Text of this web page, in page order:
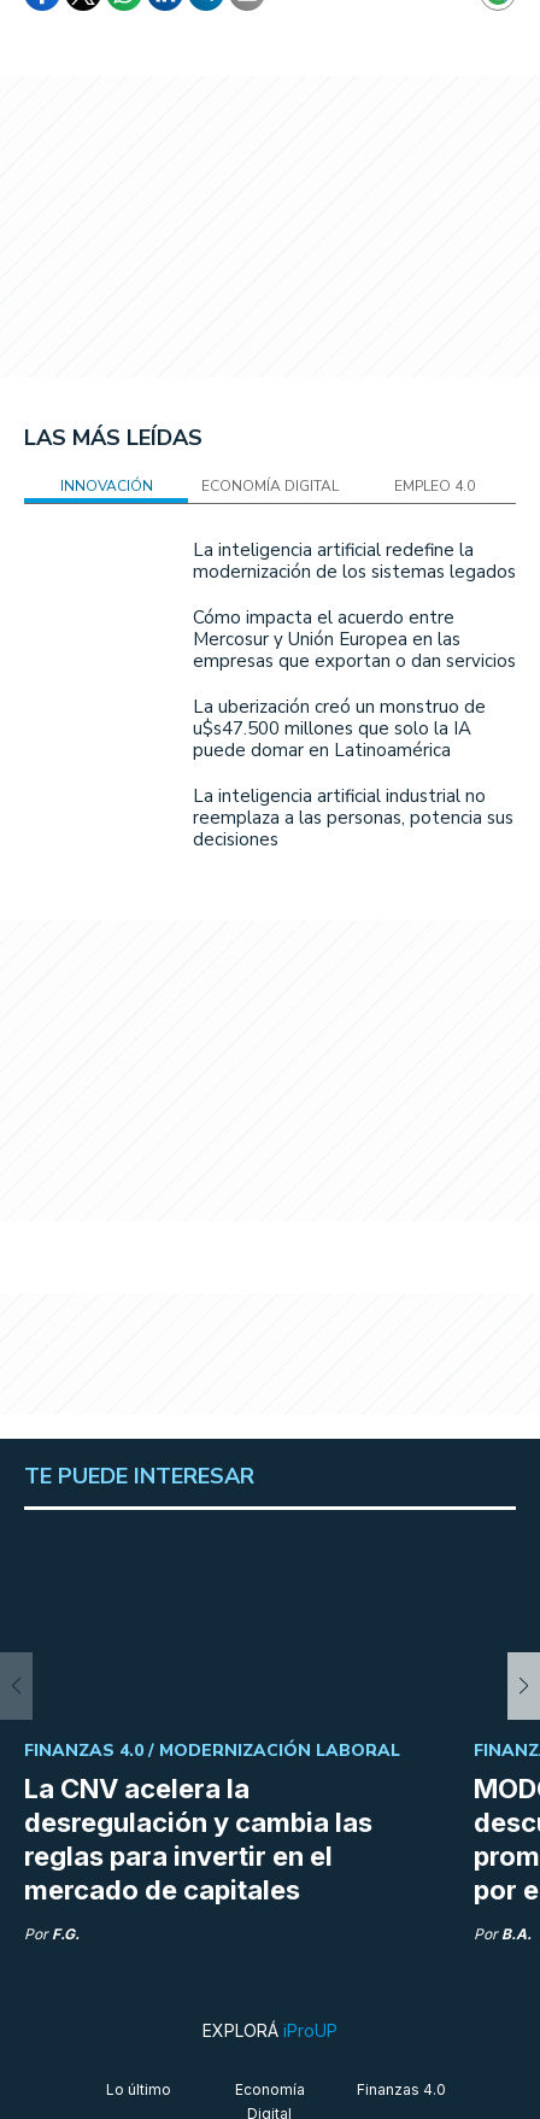
LAS MÁS LEÍDAS
INNOVACIÓN ECONOMÍA DIGITAL EMPLEO 4.0
La inteligencia artificial redefine la
modernización de los sistemas legados
Cómo impacta el acuerdo entre
Mercosur y Unión Europea en las
empresas que exportan o dan servicios
La uberización creó un monstruo de
u$s47.500 millones que solo la IA
puede domar en Latinoamérica
La inteligencia artificial industrial no
reemplaza a las personas, potencia sus
decisiones
TE PUEDE INTERESAR
La CNV acelera la
desregulación y cambia las
reglas para invertir en el
mercado de capitales
FINANZAS 4.0 / MODERNIZACIÓN LABORAL
Por F.G.
por
Por B.A.
EXPLORÁ iProUP
Lo último
Economía
Digital
Finanzas 4.0